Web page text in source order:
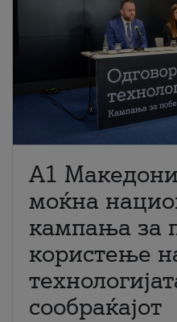
A1
моќна
кампања за
користење
сообраќајот